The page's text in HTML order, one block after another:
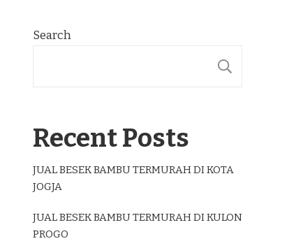
Search
Recent Posts
JUAL BESEK BAMBU TERMURAH DI KOTA
JOGJA
JUAL BESEK BAMBU TERMURAH DI KULON
PROGO